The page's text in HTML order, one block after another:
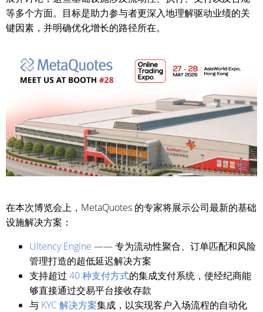
等多个方面。目标是助力参与者更深入地理解驱动业绩的关
键因素，并明确优化增长的路径所在。
在本次博览会上，MetaQuotes 的专家将展示公司最新的基础
设施解决方案：
Ultency Engine —— 专为流动性聚合、订单匹配和风险
管理打造的超低延迟解决方案
支持超过 40 种支付方式的集成支付系统，使经纪商能
够直接通过交易平台接收存款
与 KYC 解决方案集成，以实现客户入场流程的自动化